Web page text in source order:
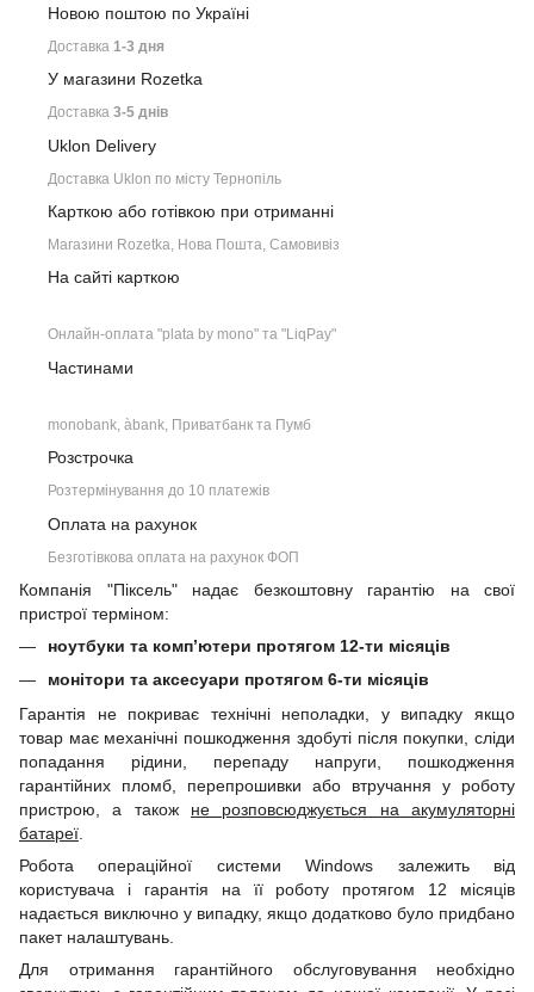
Новою поштою по Україні
Доставка 1-3 дня
У магазини Rozetka
Доставка 3-5 днів
Uklon Delivery
Доставка Uklon по місту Тернопіль
Карткою або готівкою при отриманні
Магазини Rozetka, Нова Пошта, Самовивіз
На сайті карткою
Онлайн-оплата "plata by mono" та "LiqPay"
Частинами
monobank, àbank, Приватбанк та Пумб
Розстрочка
Розтермінування до 10 платежів
Оплата на рахунок
Безготівкова оплата на рахунок ФОП
Компанія "Піксель" надає безкоштовну гарантію на свої
пристрої терміном:
ноутбуки та комп’ютери протягом 12-ти місяців
монітори та аксесуари протягом 6-ти місяців
Гарантія не покриває технічні неполадки, у випадку якщо
товар має механічні пошкодження здобуті після покупки, сліди
попадання рідини, перепаду напруги, пошкодження
гарантійних пломб, перепрошивки або втручання у роботу
пристрою, а також не розповсюджується на акумуляторні
батареї
Робота операційної системи Windows залежить від
користувача і гарантія на її роботу протягом 12 місяців
надається виключно у випадку, якщо додатково було придбано
пакет налаштувань.
Для отримання гарантійного обслуговування необхідно